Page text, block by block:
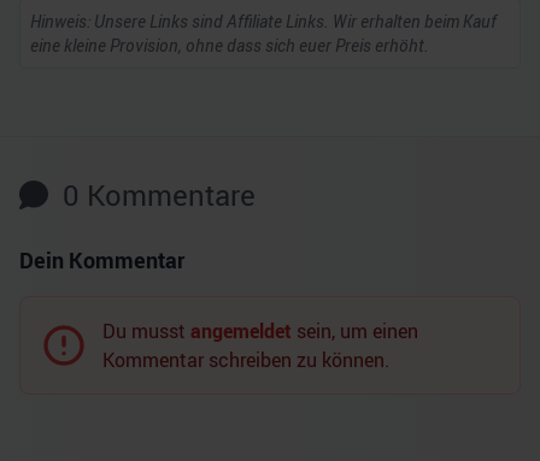
Hinweis: Unsere Links sind Affiliate Links. Wir erhalten beim Kauf
eine kleine Provision, ohne dass sich euer Preis erhöht.
0 Kommentare
Dein Kommentar
Du musst angemeldet sein, um einen
Kommentar schreiben zu können.